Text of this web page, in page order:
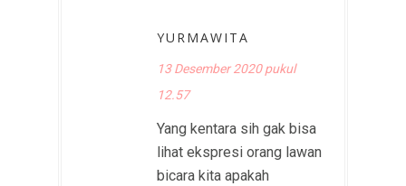
YURMAWITA
13 Desember 2020 pukul
12.57
Yang kentara sih gak bisa
lihat ekspresi orang lawan
bicara kita apakah